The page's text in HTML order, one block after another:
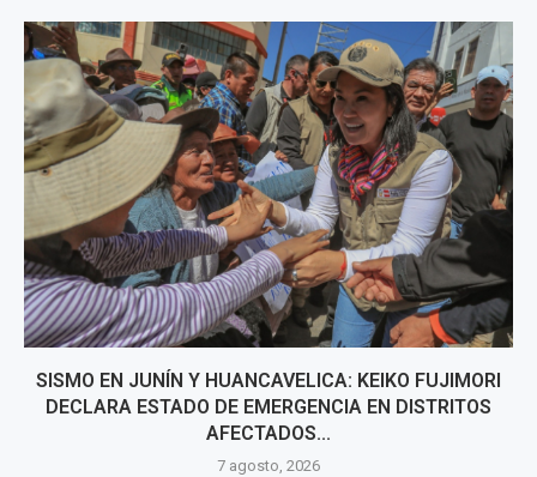
SISMO EN JUNÍN Y HUANCAVELICA: KEIKO FUJIMORI
DECLARA ESTADO DE EMERGENCIA EN DISTRITOS
AFECTADOS...
7 agosto, 2026